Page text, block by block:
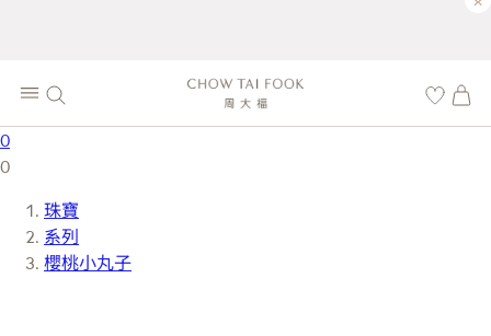
0
0
珠寶
系列
櫻桃小丸子